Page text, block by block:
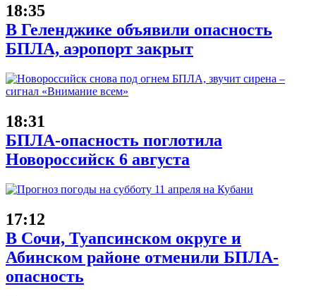
18:35
В Геленджике объявили опасность
БПЛА, аэропорт закрыт
18:31
БПЛА-опасность поглотила
Новороссийск 6 августа
17:12
В Сочи, Туапсинском округе и
Абинском районе отменили БПЛА-
опасность